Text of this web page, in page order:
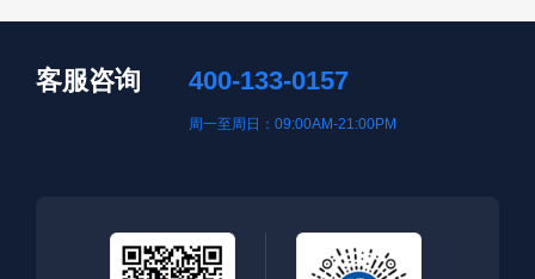
客服咨询 400-133-0157
周一至周日：09:00AM-21:00PM